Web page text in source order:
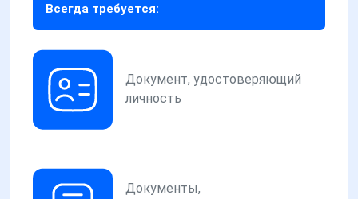
Всегда требуется:
Документ, удостоверяющий
личность
Документы,